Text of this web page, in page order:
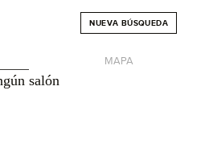
NUEVA BÚSQUEDA
MAPA
salón